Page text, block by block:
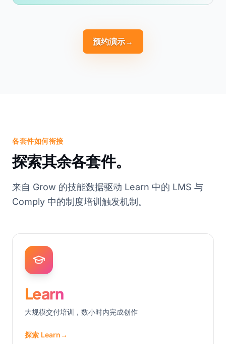
预约演示→
各套件如何衔接
探索其余各套件。
来自 Grow 的技能数据驱动 Learn 中的 LMS 与
Comply 中的制度培训触发机制。
Learn
大规模交付培训，数小时内完成创作
探索 Learn→